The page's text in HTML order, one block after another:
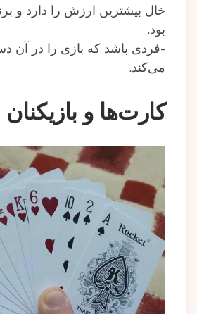
خال بیشترین ارزش را دارد و
بود.
-فردی باشد که بازی را در
می‌کند.
کارت‌ها و بازیکنان